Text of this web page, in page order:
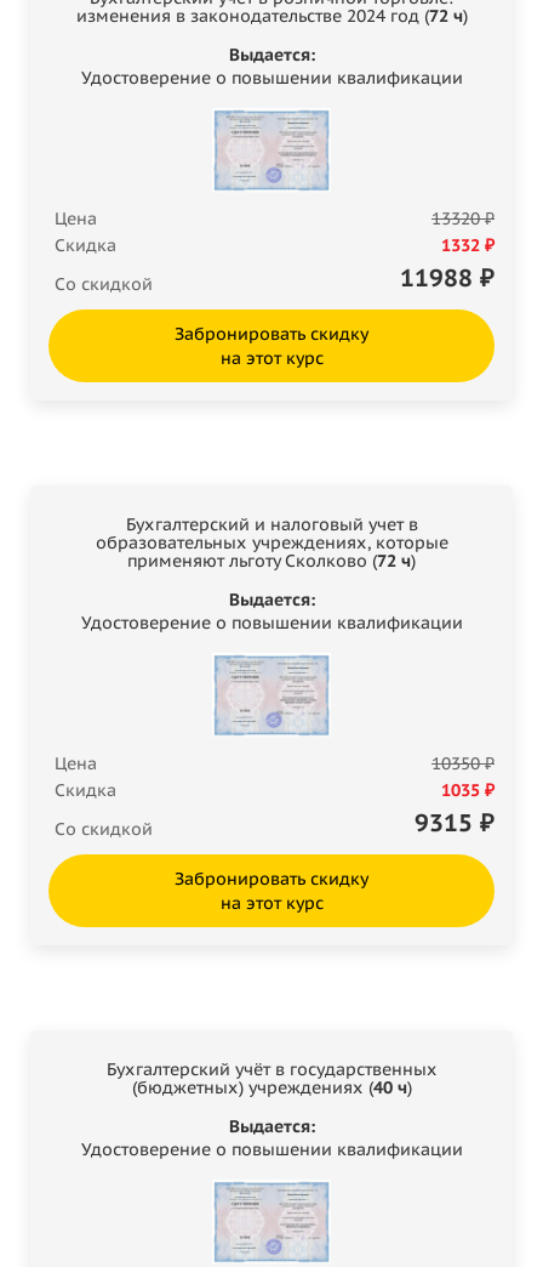
изменения в законодательстве 2024 год (72 ч)
Выдается:
Удостоверение о повышении квалификации
Цена
13320 ₽
Скидка
1332 ₽
Со скидкой
11988 ₽
Забронировать скидку
на этот курс
Бухгалтерский и налоговый учет в
образовательных учреждениях, которые
применяют льготу Сколково (72 ч)
Выдается:
Удостоверение о повышении квалификации
Цена
10350 ₽
Скидка
1035 ₽
Со скидкой
9315 ₽
Забронировать скидку
на этот курс
Бухгалтерский учёт в государственных
(бюджетных) учреждениях (40 ч)
Выдается:
Удостоверение о повышении квалификации